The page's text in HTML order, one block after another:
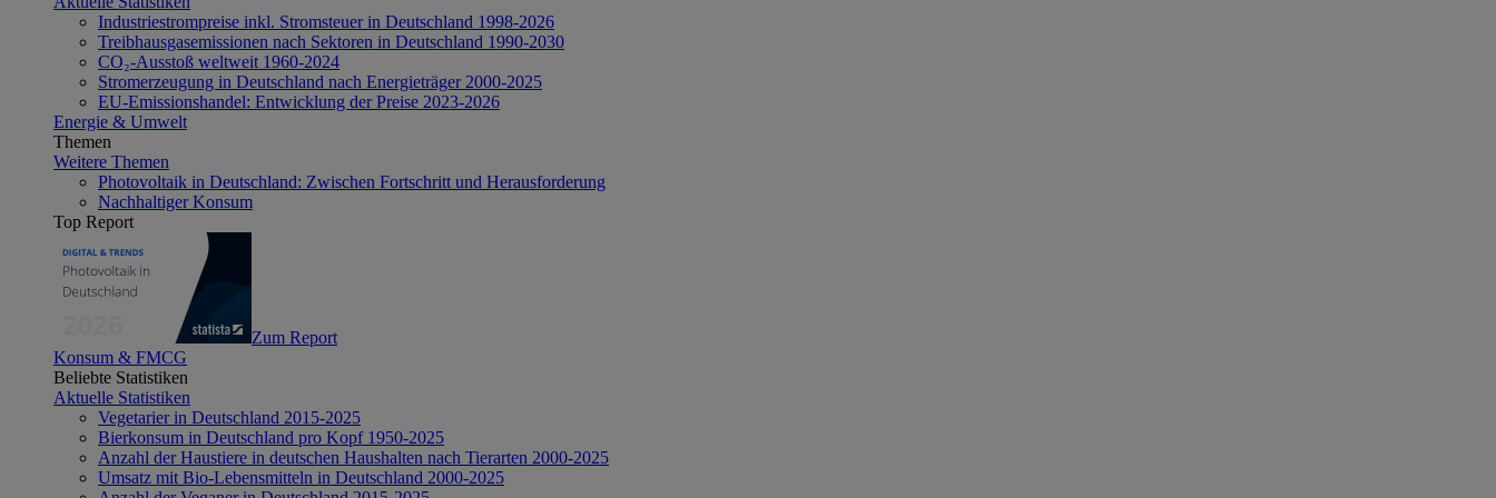
Industriestrompreise inkl. Stromsteuer in Deutschland 1998-2026
Treibhausgasemissionen nach Sektoren in Deutschland 1990-2030
CO₂-Ausstoß weltweit 1960-2024
Stromerzeugung in Deutschland nach Energieträger 2000-2025
EU-Emissionshandel: Entwicklung der Preise 2023-2026
Energie & Umwelt
Themen
Weitere Themen
Photovoltaik in Deutschland: Zwischen Fortschritt und Herausforderung
Nachhaltiger Konsum
Top Report
Zum Report
Konsum & FMCG
Beliebte Statistiken
Aktuelle Statistiken
Vegetarier in Deutschland 2015-2025
Bierkonsum in Deutschland pro Kopf 1950-2025
Anzahl der Haustiere in deutschen Haushalten nach Tierarten 2000-2025
Umsatz mit Bio-Lebensmitteln in Deutschland 2000-2025